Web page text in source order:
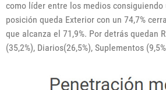
como líder entre los medios consiguiendo
posición queda Exterior con un 74,7%
que alcanza el 71,9%. Por detrás quedan
(35,2%), Diarios(26,5%), Suplementos